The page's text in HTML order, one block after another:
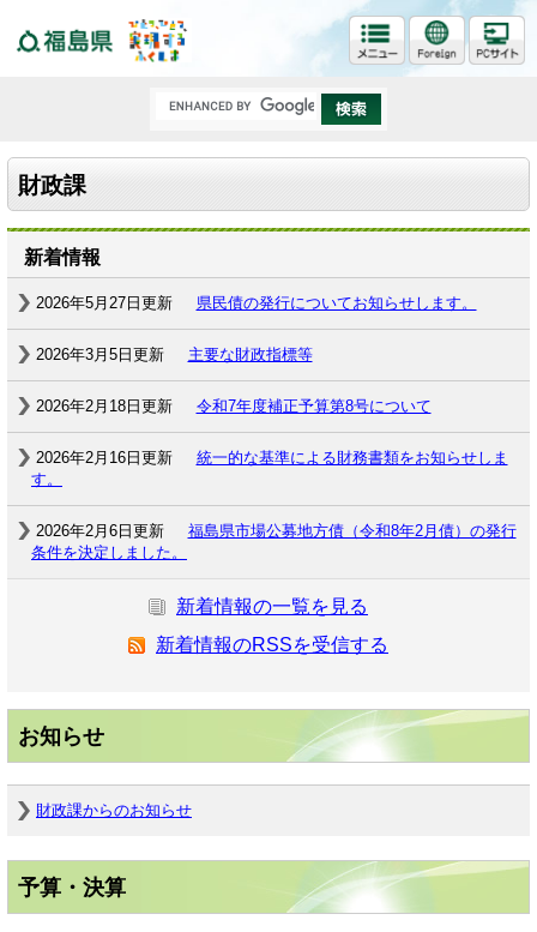
財政課
新着情報
2026年5月27日更新 県民債の発行についてお知らせします。
2026年3月5日更新 主要な財政指標等
2026年2月18日更新 令和7年度補正予算第8号について
2026年2月16日更新
統一的な基準による財務書類をお知らせしま
す。
2026年2月6日更新
福島県市場公募地方債（令和8年2月債）の発行
条件を決定しました。
新着情報の一覧を見る
新着情報のRSSを受信する
お知らせ
財政課からのお知らせ
予算・決算